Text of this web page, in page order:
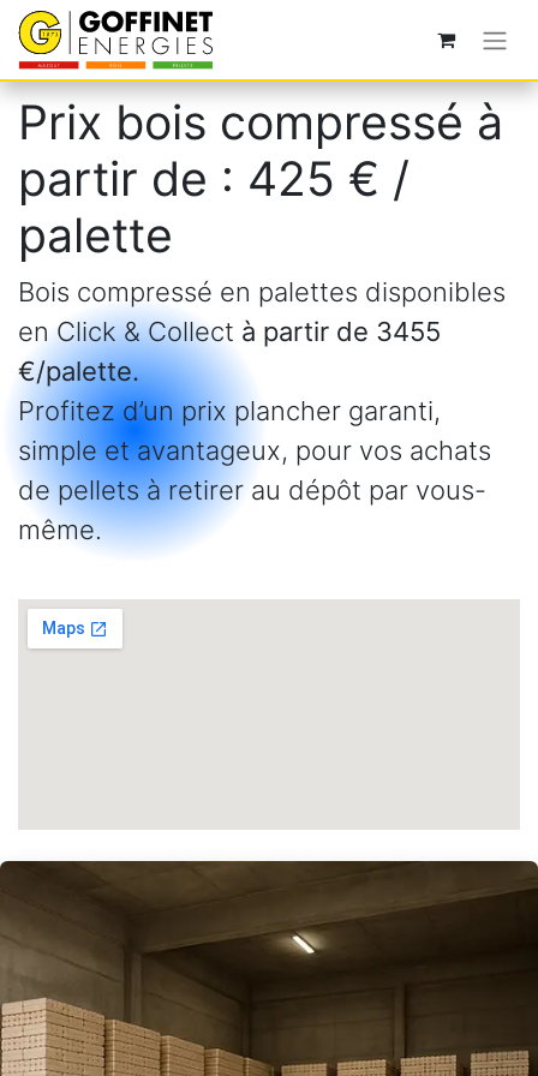
Prix bois compressé à
partir de : 425 € /
palette
Bois compressé en palettes disponibles
en Click & Collect à partir de 3455
€/palette.
Profitez d’un prix plancher garanti,
simple et avantageux, pour vos achats
de pellets à retirer au dépôt par vous-
même.